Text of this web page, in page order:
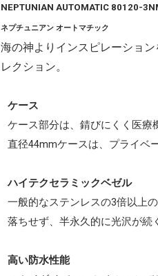
NEPTUNIAN AUTOMATIC 80120-
ネプチュニアン オートマチック
海の神よりインスピレーショ
レクション。
ケース
ケース部分は、錆びにくく医療
直径44mmケースは、プライベ
ハイテクセラミックベゼル
一般的なステンレスの3倍以上
落ちせず、半永久的に光沢が続
高い防水性能